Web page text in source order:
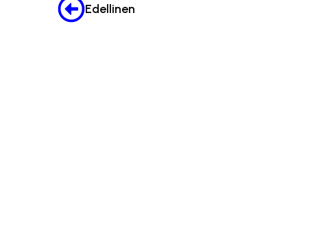
Edellinen